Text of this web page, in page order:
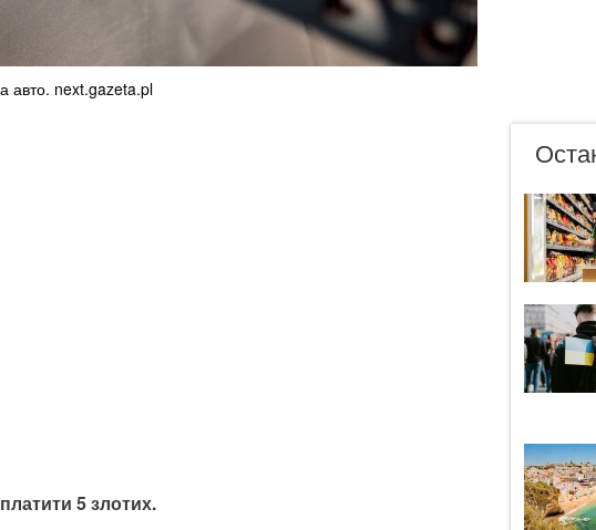
авто. next.gazeta.pl
5 злотих.